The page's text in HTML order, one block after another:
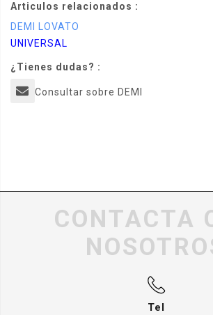
Articulos relacionados :
DEMI LOVATO
UNIVERSAL
¿Tienes dudas? :
Consultar sobre DEMI
CONTACTA
Tel